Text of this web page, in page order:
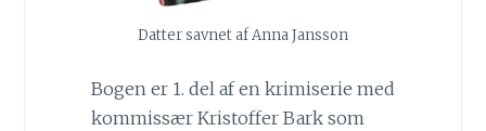
Datter savnet af Anna Jansson
Bogen er 1. del af en krimiserie med
kommissær Kristoffer Bark som